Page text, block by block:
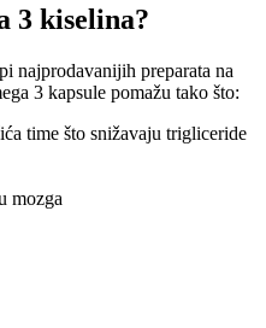
3 kiselina?
najprodavanijih preparata na
3 kapsule pomažu tako što:
time što snižavaju trigliceride
mozga